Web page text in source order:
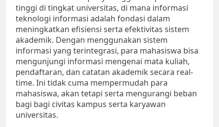
tinggi di tingkat universitas, di mana informasi
teknologi informasi adalah fondasi dalam
meningkatkan efisiensi serta efektivitas sistem
akademik. Dengan menggunakan sistem
informasi yang terintegrasi, para mahasiswa bisa
mengunjungi informasi mengenai mata kuliah,
pendaftaran, dan catatan akademik secara real-
time. Ini tidak cuma mempermudah para
mahasiswa, akan tetapi serta mengurangi beban
bagi bagi civitas kampus serta karyawan
universitas.